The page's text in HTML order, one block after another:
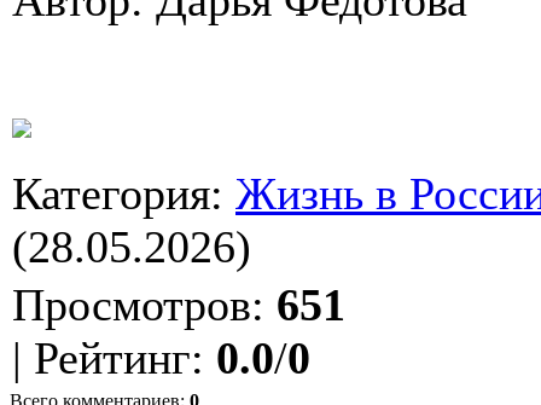
Категория: Жизнь в
(28.05.2026)
Просмотров: 651
| Рейтинг: 0.0/0
Всего комментариев: 0